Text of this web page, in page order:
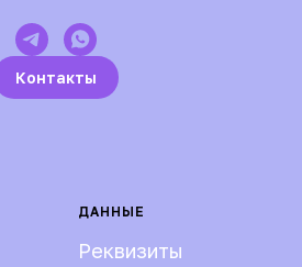
Контакты
ДАННЫЕ
Реквизиты